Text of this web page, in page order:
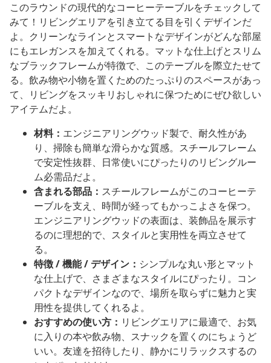
このラウンドの現代的なコーヒーテーブルをチェックして
みて！リビングエリアを引き立てる目を引くデザインだ
よ。クリーンなラインとスマートなデザインがどんな部屋
にもエレガンスを加えてくれる。マットな仕上げとスリム
なブラックフレームが特徴で、このテーブルを際立たせて
る。飲み物や小物を置くためのたっぷりのスペースがあっ
て、リビングをスッキリおしゃれに保つためにぜひ欲しい
アイテムだよ。
材料： エンジニアリングウッド製で、耐久性があ
り、掃除も簡単な滑らかな質感。スチールフレーム
で安定性抜群、日常使いにぴったりのリビングルー
ム必需品だよ。
含まれる部品： スチールフレームがこのコーヒーテ
ーブルを支え、時間が経ってもかっこよさを保つ。
エンジニアリングウッドの表面は、装飾品を展示す
るのに理想的で、スタイルと実用性を両立させて
る。
特徴 / 機能 / デザイン： シンプルな丸い形とマット
な仕上げで、さまざまなスタイルにぴったり。コン
パクトなデザインなので、場所を取らずに魅力と実
用性を提供してくれるよ。
おすすめの使い方： リビングエリアに最適で、お気
に入りの本や飲み物、スナックを置くのにちょうど
いい。友達を招待したり、静かにリラックスするの